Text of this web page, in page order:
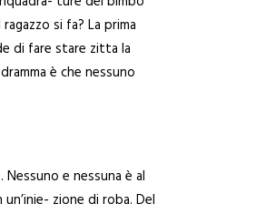
si fa? La prima
di fare stare zitta la
è che nessuno
e nessuna è al
zione di roba. Del